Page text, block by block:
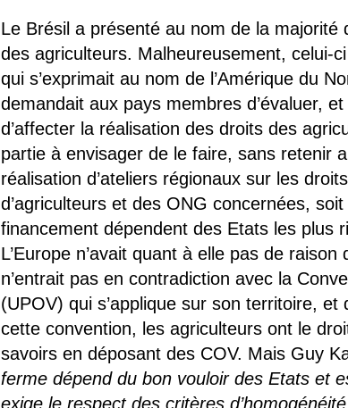
Le Brésil a présenté au nom de la
des agriculteurs. Malheureusement, celui-
qui s’exprimait au nom de l’Amérique du
demandait aux pays membres d’évaluer,
d’affecter la réalisation des droits des
partie à envisager de le faire, sans retenir
réalisation d’ateliers régionaux sur les
d’agriculteurs et des ONG concernées,
financement dépendent des Etats les plus
L’Europe n’avait quant à elle pas de
n’entrait pas en contradiction avec la
(UPOV) qui s’applique sur son territoire,
cette convention, les agriculteurs ont le
savoirs en déposant des COV. Mais Guy
ferme dépend du bon vouloir des Etats et
exige le respect des critères